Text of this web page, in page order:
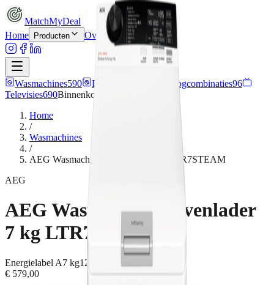
MatchMyDeal
Home
Producten Over ons Contact
Wasmachines590 Drogers Wasdroogcombinaties96
Televisies690Binnenkort meer
Home
/
Wasmachines
/
AEG Wasmachine bovenlader 7 kg LTR7STEAM
AEG
AEG Wasmachine bovenlader
7 kg LTR7STEAM
Energielabel A7 kg1251
€ 579,00